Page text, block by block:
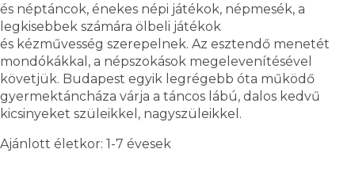
és néptáncok, énekes népi játékok, népmesék, a
legkisebbek számára ölbeli játékok
és kézművesség szerepelnek. Az esztendő menetét
mondókákkal, a népszokások megelevenítésével
követjük. Budapest egyik legrégebb óta működő
gyermektáncháza várja a táncos lábú, dalos kedvű
kicsinyeket szüleikkel, nagyszüleikkel.
Ajánlott életkor: 1-7 évesek